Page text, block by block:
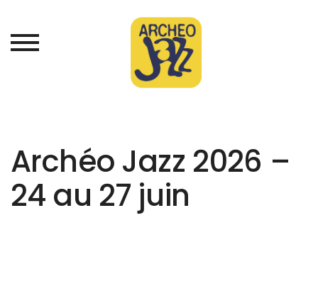
Archéo Jazz 2026 –
24 au 27 juin